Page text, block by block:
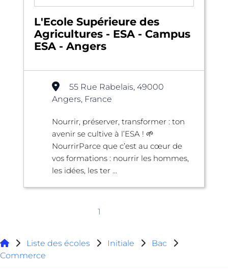
L'Ecole Supérieure des
Agricultures - ESA - Campus
ESA - Angers
55 Rue Rabelais, 49000
Angers, France
Nourrir, préserver, transformer : ton
avenir se cultive à l’ESA ! 🌱
NourrirParce que c’est au cœur de
vos formations : nourrir les hommes,
les idées, les ter ...
1
Liste des écoles Initiale
Bac
Commerce